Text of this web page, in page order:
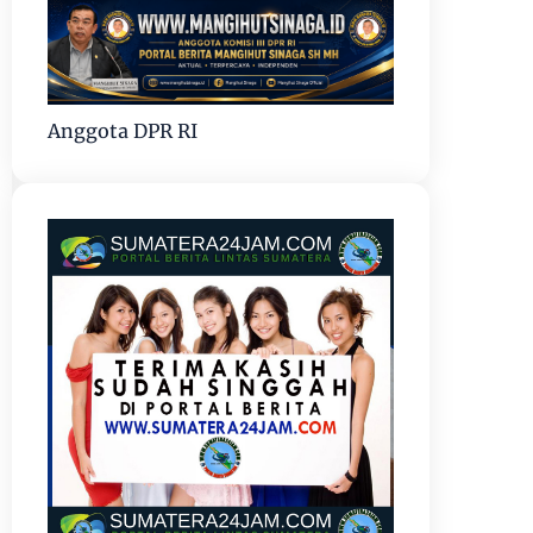
Anggota DPR RI